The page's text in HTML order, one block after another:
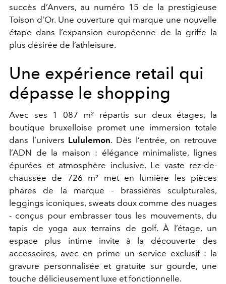
succès d’Anvers, au numéro 15 de la prestigieuse
Toison d’Or. Une ouverture qui marque une nouvelle
étape dans l’expansion européenne de la griffe la
plus désirée de l’athleisure.
Une expérience retail qui
dépasse le shopping
Avec ses 1 087 m² répartis sur deux étages, la
boutique bruxelloise promet une immersion totale
dans l’univers Lululemon. Dès l’entrée, on retrouve
l’ADN de la maison : élégance minimaliste, lignes
épurées et atmosphère inclusive. Le vaste rez-de-
chaussée de 726 m² met en lumière les pièces
phares de la marque - brassières sculpturales,
leggings iconiques, sweats doux comme des nuages
- conçus pour embrasser tous les mouvements, du
tapis de yoga aux terrains de golf. À l’étage, un
espace plus intime invite à la découverte des
accessoires, avec en prime un service exclusif : la
gravure personnalisée et gratuite sur gourde, une
touche délicieusement luxe et fonctionnelle.